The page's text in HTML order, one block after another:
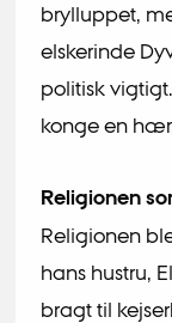
brylluppet,
elskerinde
politisk
konge en
Religionen
Religionen
hans hustru,
bragt til